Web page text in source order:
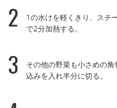
2
1の水けを軽くきり、スチ
で2分加熱する。
3
その他の野菜も小さめの
込みを入れ半分に切る。